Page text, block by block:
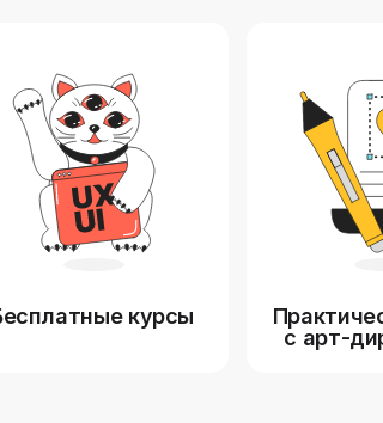
курсы
с арт-